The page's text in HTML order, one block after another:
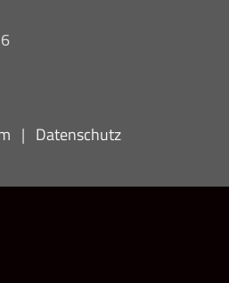
| Datenschutz